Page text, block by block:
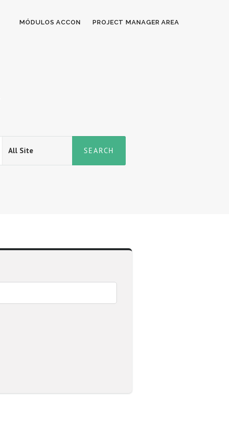
MÓDULOS ACCON PROJECT MANAGER AREA